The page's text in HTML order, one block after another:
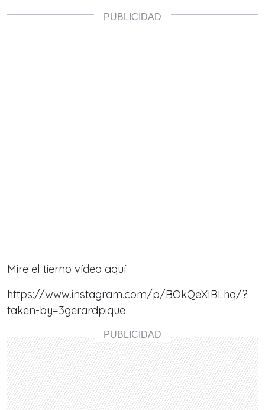
Mire el tierno vídeo aquí:
https://www.instagram.com/p/BOkQeXIBLhq/?
taken-by=3gerardpique